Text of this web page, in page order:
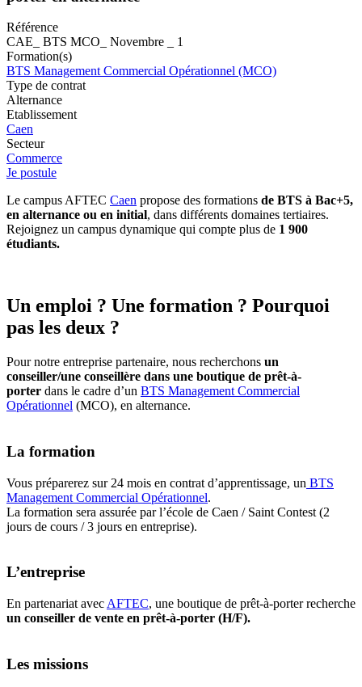
Référence
CAE_ BTS MCO_ Novembre _ 1
Formation(s)
BTS Management Commercial Opérationnel (MCO)
Type de contrat
Alternance
Etablissement
Caen
Secteur
Commerce
Je postule
Le campus AFTEC Caen propose des formations de BTS à Bac+5,
en alternance ou en initial, dans différents domaines tertiaires.
Rejoignez un campus dynamique qui compte plus de 1 900
étudiants.
Un emploi ? Une formation ? Pourquoi
pas les deux ?
Pour notre entreprise partenaire, nous recherchons un
conseiller/une conseillère dans une boutique de prêt-à-
porter dans le cadre d’un BTS Management Commercial
Opérationnel (MCO), en alternance.
La formation
Vous préparerez sur 24 mois en contrat d’apprentissage, un BTS
Management Commercial Opérationnel.
La formation sera assurée par l’école de Caen / Saint Contest (2
jours de cours / 3 jours en entreprise).
L’entreprise
En partenariat avec AFTEC, une boutique de prêt-à-porter recherche
un conseiller de vente en prêt-à-porter (H/F).
Les missions